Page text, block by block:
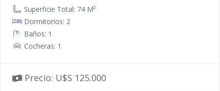
Superficie Total: 74 M²
Dormitorios: 2
Baños: 1
Cocheras: 1
Precio: U$S 125.000